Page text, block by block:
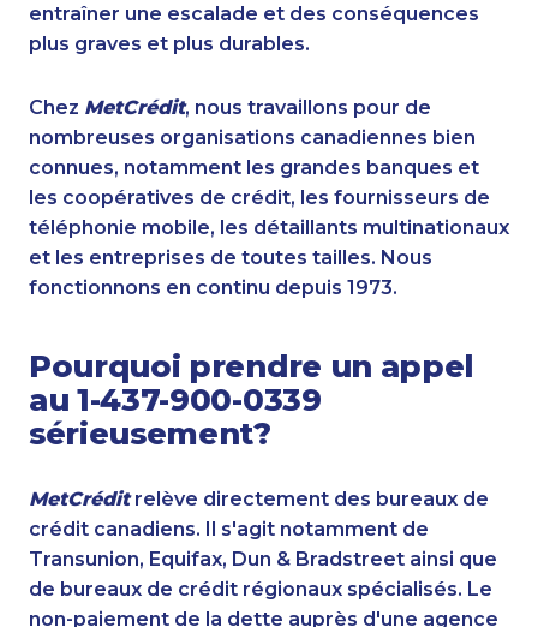
entraîner une escalade et des conséquences
plus graves et plus durables.
Chez MetCrédit, nous travaillons pour de
nombreuses organisations canadiennes bien
connues, notamment les grandes banques et
les coopératives de crédit, les fournisseurs de
téléphonie mobile, les détaillants multinationaux
et les entreprises de toutes tailles. Nous
fonctionnons en continu depuis 1973.
Pourquoi prendre un appel
au 1-437-900-0339
sérieusement?
MetCréditrelève directement des bureaux de
crédit canadiens. Il s'agit notamment de
Transunion, Equifax, Dun & Bradstreet ainsi que
de bureaux de crédit régionaux spécialisés. Le
non-paiement de la dette auprès d'une agence